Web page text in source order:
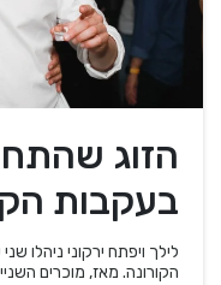
הזוג
בעקבות
שהמוצרים
לילך ויפתח ירקוני ניהלו
הקורונה. מאז, מוכרים